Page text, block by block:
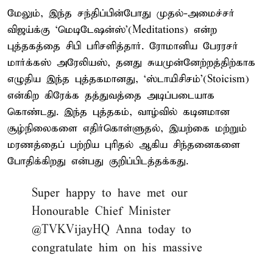
மேலும், இந்த சந்திப்பின்போது முதல்-அமைச்சர்
விஜய்க்கு ‘மெடிடேஷன்ஸ்’(Meditations) என்ற
புத்தகத்தை சிபி பரிசளித்தார். ரோமானிய பேரரசர்
மார்க்கஸ் அரேலியஸ், தனது சுயமுன்னேற்றத்திற்காக
எழுதிய இந்த புத்தகமானது, ‘ஸ்டாயிசிசம்’(Stoicism)
என்கிற கிரேக்க தத்துவத்தை அடிப்படையாக
கொண்டது. இந்த புத்தகம், வாழ்வில் கடினமான
சூழ்நிலைகளை எதிர்கொள்ளுதல், இயற்கை மற்றும்
மரணத்தைப் பற்றிய புரிதல் ஆகிய சிந்தனைகளை
போதிக்கிறது என்பது குறிப்பிடத்தக்கது.
Super happy to have met our
Honourable Chief Minister
@TVKVijayHQ Anna today to
congratulate him on his massive